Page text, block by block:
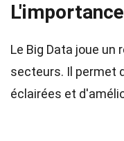
Le Big Data joue un
secteurs. Il permet
éclairées et